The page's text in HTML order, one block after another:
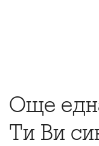
Още
Ти Ви